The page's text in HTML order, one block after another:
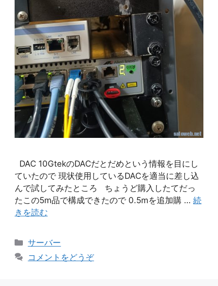
DAC 10GtekのDACだとだめという情報を目にし
ていたので 現状使用しているDACを適当に差し込
んで試してみたところ ちょうど購入したてだっ
たこの5m品で構成できたので 0.5mを追加購 … 続
きを読む
カ
テ
サーバー
コメントをどうぞ